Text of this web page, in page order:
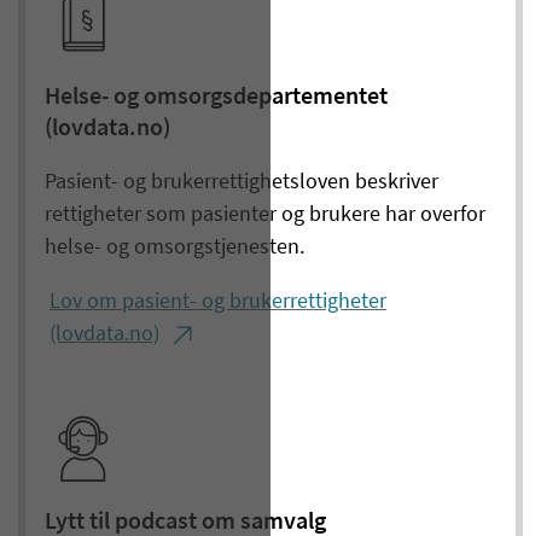
Helse- og omsorgsdepartementet
(lovdata.no)
Pasient- og brukerrettighetsloven beskriver
rettigheter som pasienter og brukere har overfor
helse- og omsorgstjenesten.
Lov om pasient- og brukerrettigheter
(lovdata.no)
Lytt til podcast om samvalg